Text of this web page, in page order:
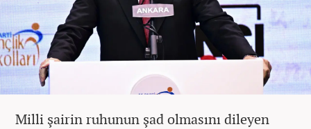
Milli şairin ruhunun şad olmasını dileyen